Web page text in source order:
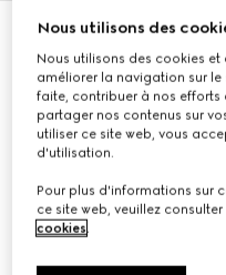
Bonnet pour bébé en
€ 180
Déclinaisons gris et gris foncé
Nous utilisons des
Nous utilisons des cookies
améliorer la navigation sur
faite, contribuer à nos efforts
partager nos contenus sur
utiliser ce site web, vous
d'utilisation.
Pour plus d'informations sur
ce site web, veuillez
cookies.